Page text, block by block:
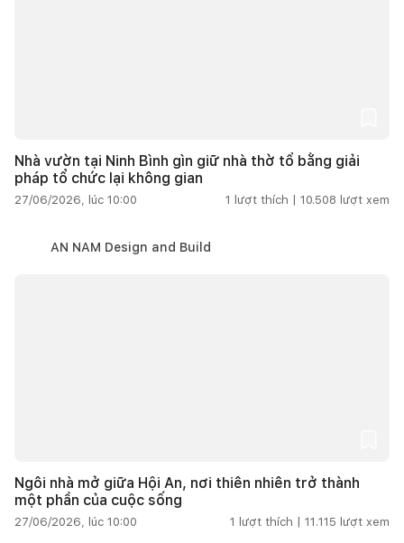
Nhà vườn tại Ninh Bình gìn giữ nhà thờ tổ bằng giải
pháp tổ chức lại không gian
27/06/2026, lúc 10:00 1 lượt thích | 10.508 lượt xem
AN NAM Design and Build
Ngôi nhà mở giữa Hội An, nơi thiên nhiên trở thành
một phần của cuộc sống
27/06/2026, lúc 10:00 1 lượt thích | 11.115 lượt xem